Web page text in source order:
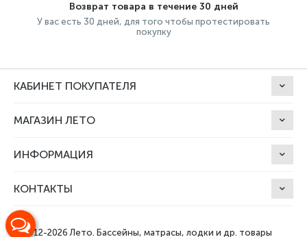
Возврат товара в течение 30 дней
У вас есть 30 дней, для того чтобы протестировать
покупку
КАБИНЕТ ПОКУПАТЕЛЯ
МАГАЗИН ЛЕТО
ИНФОРМАЦИЯ
КОНТАКТЫ
© 2012-2026 Лето. Бассейны, матрасы, лодки и др. товары